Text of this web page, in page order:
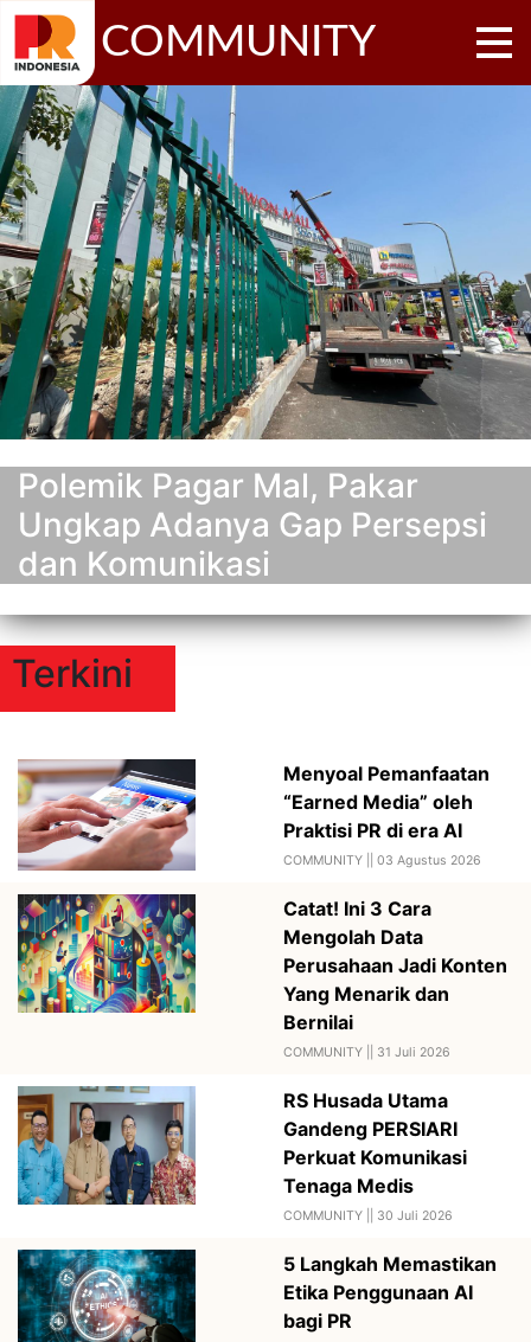
COMMUNITY
Polemik Pagar Mal, Pakar
Ungkap Adanya Gap Persepsi
dan Komunikasi
Terkini
Menyoal Pemanfaatan
“Earned Media” oleh
Praktisi PR di era AI
COMMUNITY || 03 Agustus 2026
Catat! Ini 3 Cara
Mengolah Data
Perusahaan Jadi Konten
Yang Menarik dan
Bernilai
COMMUNITY || 31 Juli 2026
RS Husada Utama
Gandeng PERSIARI
Perkuat Komunikasi
Tenaga Medis
COMMUNITY || 30 Juli 2026
5 Langkah Memastikan
Etika Penggunaan AI
bagi PR